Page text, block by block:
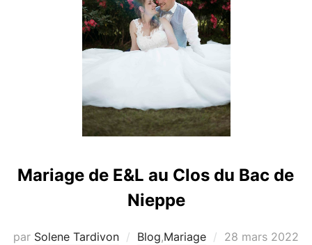
Mariage de E&L au Clos du Bac de
Nieppe
par Solene Tardivon Blog,Mariage
Publié
28 mars 2022